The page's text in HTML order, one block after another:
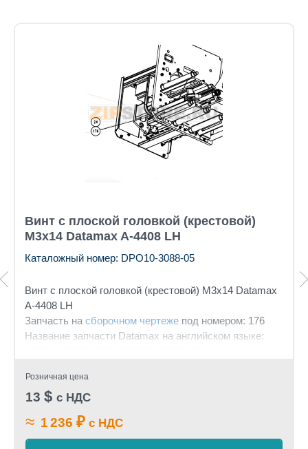
Винт с плоской головкой (крестовой)
М3х14 Datamax A-4408 LH
Каталожный номер: DPO10-3088-05
Винт с плоской головкой (крестовой) М3х14 Datamax
A-4408 LH
Запчасть на сборочном чертеже под номером: 176
Название запчасти Datamax на английском языке:
Розничная цена
13 $ с НДС
≈ 1 236 ₽ с НДС